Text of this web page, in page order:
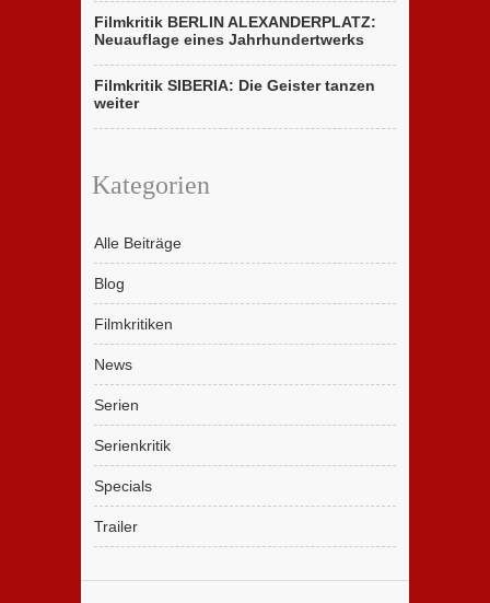
Filmkritik BERLIN ALEXANDERPLATZ:
Neuauflage eines Jahrhundertwerks
Filmkritik SIBERIA: Die Geister tanzen
weiter
Kategorien
Alle Beiträge
Blog
Filmkritiken
News
Serien
Serienkritik
Specials
Trailer